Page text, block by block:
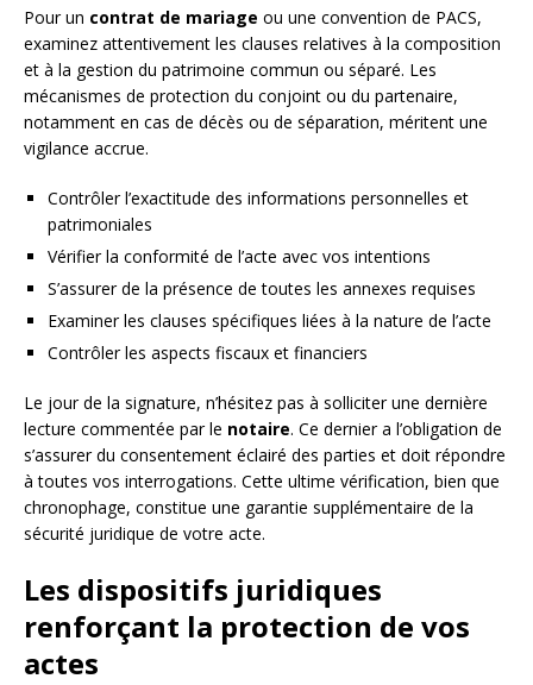
Pour un contrat de mariage ou une convention de PACS,
examinez attentivement les clauses relatives à la composition
et à la gestion du patrimoine commun ou séparé. Les
mécanismes de protection du conjoint ou du partenaire,
notamment en cas de décès ou de séparation, méritent une
vigilance accrue.
Contrôler l’exactitude des informations personnelles et
patrimoniales
Vérifier la conformité de l’acte avec vos intentions
S’assurer de la présence de toutes les annexes requises
Examiner les clauses spécifiques liées à la nature de l’acte
Contrôler les aspects fiscaux et financiers
Le jour de la signature, n’hésitez pas à solliciter une dernière
lecture commentée par le notaire. Ce dernier a l’obligation de
s’assurer du consentement éclairé des parties et doit répondre
à toutes vos interrogations. Cette ultime vérification, bien que
chronophage, constitue une garantie supplémentaire de la
sécurité juridique de votre acte.
Les dispositifs juridiques
renforçant la protection de vos
actes